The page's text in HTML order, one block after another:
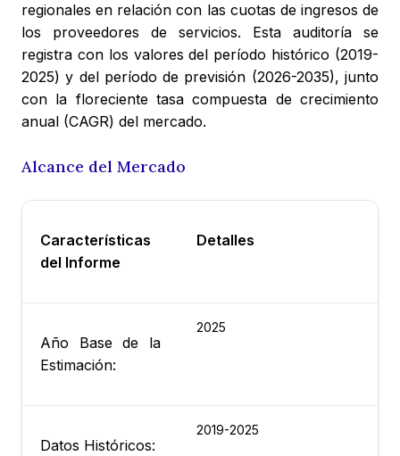
regionales en relación con las cuotas de ingresos de
los proveedores de servicios. Esta auditoría se
registra con los valores del período histórico (2019-
2025) y del período de previsión (2026-2035), junto
con la floreciente tasa compuesta de crecimiento
anual (CAGR) del mercado.
Alcance del Mercado
Características
del Informe
Detalles
Año Base de la
Estimación:
2025
Datos Históricos:
2019-2025